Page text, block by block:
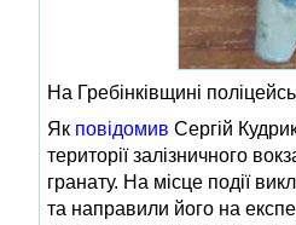
На Гребінківщині
Як повідомив Сергій
території залізничного
гранату. На місце події
та направили його на